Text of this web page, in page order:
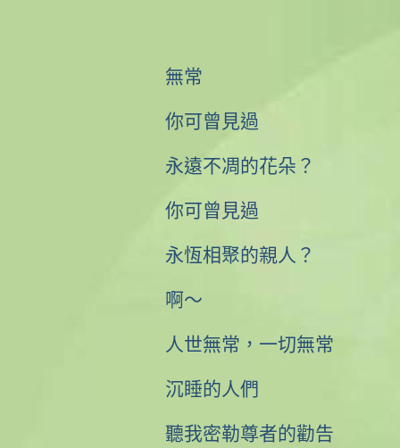
無常
你可曾見過
永遠不凋的花朵？
你可曾見過
永恆相聚的親人？
啊〜
人世無常，一切無常
沉睡的人們
聽我密勒尊者的勸告